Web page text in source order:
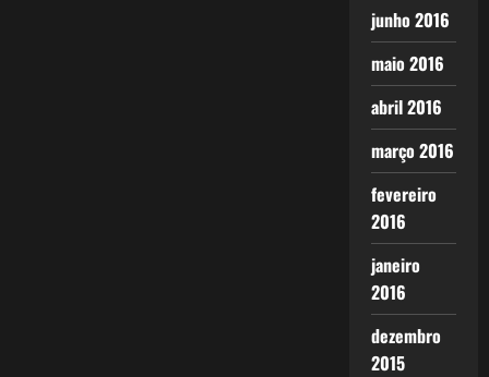
junho 2016
maio 2016
abril 2016
março 2016
fevereiro
2016
janeiro
2016
dezembro
2015